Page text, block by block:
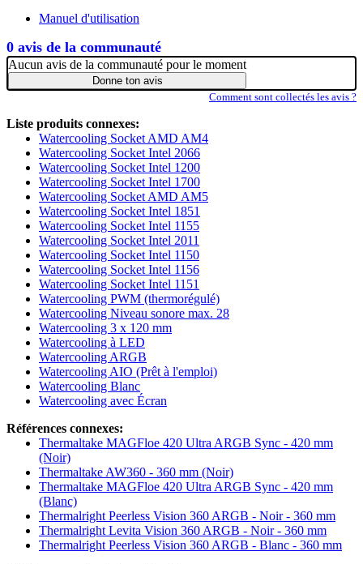
0 avis de la communauté
Manuel d'utilisation
Aucun avis de la communauté pour le moment
Donne ton avis
Comment sont collectés les avis ?
Liste produits connexes:
Watercooling Socket AMD AM4
Watercooling Socket Intel 2066
Watercooling Socket Intel 1200
Watercooling Socket Intel 1700
Watercooling Socket AMD AM5
Watercooling Socket Intel 1851
Watercooling Socket Intel 1155
Watercooling Socket Intel 2011
Watercooling Socket Intel 1150
Watercooling Socket Intel 1156
Watercooling Socket Intel 1151
Watercooling PWM (thermorégulé)
Watercooling Niveau sonore max. 28
Watercooling 3 x 120 mm
Watercooling à LED
Watercooling ARGB
Watercooling AIO (Prêt à l'emploi)
Watercooling Blanc
Watercooling avec Écran
Références connexes:
Thermaltake MAGFloe 420 Ultra ARGB Sync - 420 mm
(Noir)
Thermaltake AW360 - 360 mm (Noir)
Thermaltake MAGFloe 420 Ultra ARGB Sync - 420 mm
(Blanc)
Thermalright Peerless Vision 360 ARGB - Noir - 360 mm
Thermalright Levita Vision 360 ARGB - Noir - 360 mm
Thermalright Peerless Vision 360 ARGB - Blanc - 360 mm